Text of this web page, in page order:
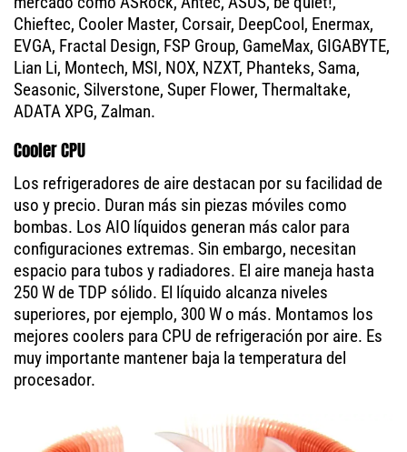
Chieftec, Cooler Master, Corsair, DeepCool, Enermax,
EVGA, Fractal Design, FSP Group, GameMax, GIGABYTE,
Lian Li, Montech, MSI, NOX, NZXT, Phanteks, Sama,
Seasonic, Silverstone, Super Flower, Thermaltake,
ADATA XPG, Zalman.
Cooler CPU
Los refrigeradores de aire destacan por su facilidad de
uso y precio. Duran más sin piezas móviles como
bombas. Los AIO líquidos generan más calor para
configuraciones extremas. Sin embargo, necesitan
espacio para tubos y radiadores. El aire maneja hasta
250 W de TDP sólido. El líquido alcanza niveles
superiores, por ejemplo, 300 W o más. Montamos los
mejores coolers para CPU de refrigeración por aire. Es
muy importante mantener baja la temperatura del
procesador.